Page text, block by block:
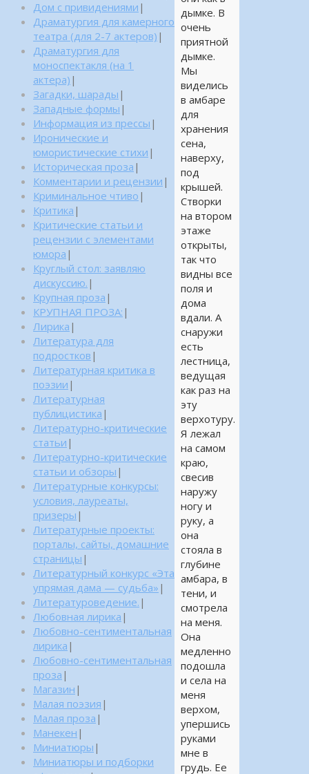
дымке. В
очень
приятной
дымке.
Мы
виделись
в амбаре
для
хранения
сена,
наверху,
под
крышей.
Створки
на втором
этаже
открыты,
так что
видны все
поля и
дома
вдали. А
снаружи
есть
лестница,
ведущая
как раз на
эту
верхотуру.
Я лежал
на самом
краю,
свесив
наружу
ногу и
руку, а
она
стояла в
глубине
амбара, в
тени, и
смотрела
на меня.
Она
медленно
подошла
и села на
меня
верхом,
упершись
руками
мне в
грудь. Ее
Дом с привидениями |
Драматургия для камерного
театра (для 2-7 актеров) |
Драматургия для
моноспектакля (на 1
актера) |
Загадки, шарады |
Западные формы |
Информация из прессы |
Иронические и
юмористические стихи |
Историческая проза |
Комментарии и рецензии |
Криминальное чтиво |
Критика |
Критические статьи и
рецензии с элементами
юмора |
Круглый стол: заявляю
дискуссию. |
Крупная проза |
КРУПНАЯ ПРОЗА: |
Лирика |
Литература для
подростков |
Литературная критика в
поэзии |
Литературная
публицистика |
Литературно-критические
статьи |
Литературно-критические
статьи и обзоры |
Литературные конкурсы:
условия, лауреаты,
призеры |
Литературные проекты:
порталы, сайты, домашние
страницы |
Литературный конкурс «Эта
упрямая дама — судьба» |
Литературоведение. |
Любовная лирика |
Любовно-сентиментальная
лирика |
Любовно-сентиментальная
проза |
Магазин |
Малая поэзия |
Малая проза |
Манекен |
Миниатюры |
Миниатюры и подборки